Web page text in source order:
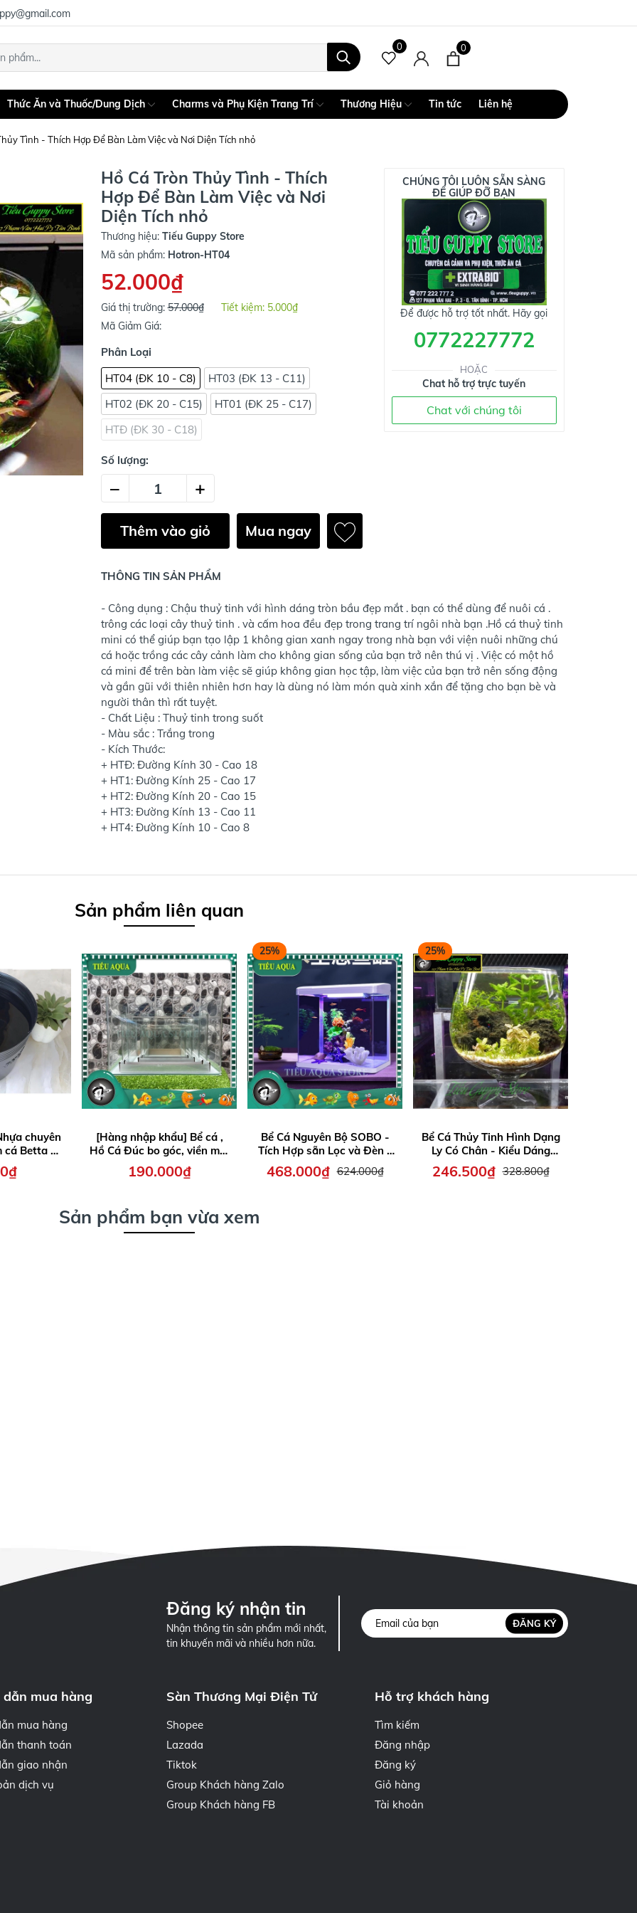
0 0
Thức Ăn và Thuốc/Dung Dịch Charms và Phụ Kiện Trang Trí Thương Hiệu Tin tức Liên hệ
Tình - Thích Hợp Để Bàn Làm Việc và Nơi Diện Tích nhỏ
Hồ Cá Tròn Thủy Tình - Thích
Hợp Để Bàn Làm Việc và Nơi
Diện Tích nhỏ
Thương hiệu: Tiếu Guppy Store
Mã sản phẩm: Hotron-HT04
52.000₫
Giá thị trường:57.000₫ Tiết kiệm: 5.000₫
Mã Giảm Giá:
Phân Loại
HT04 (ĐK 10 - C8)
HT03 (ĐK 13 - C11)
HT02 (ĐK 20 - C15)
HT01 (ĐK 25 - C17)
HTĐ (ĐK 30 - C18)
Số lượng:
– +
Thêm vào giỏ Mua ngay
CHÚNG TÔI LUÔN SẴN SÀNG
ĐỂ GIÚP ĐỠ BẠN
Để được hỗ trợ tốt nhất. Hãy gọi
0772227772
HOẶC
Chat hỗ trợ trực tuyến
Chat với chúng tôi
THÔNG TIN SẢN PHẨM
- Công dụng : Chậu thuỷ tinh với hình dáng tròn bầu đẹp mắt . bạn có thể dùng để nuôi cá .
trông các loại cây thuỷ tinh . và cấm hoa đều đẹp trong trang trí ngôi nhà bạn .Hồ cá thuỷ tinh
mini có thể giúp bạn tạo lập 1 không gian xanh ngay trong nhà bạn với viện nuôi những chú
cá hoặc trồng các cây cảnh làm cho không gian sống của bạn trở nên thú vị . Việc có một hồ
cá mini để trên bàn làm việc sẽ giúp không gian học tập, làm việc của bạn trở nên sống động
và gần gũi với thiên nhiên hơn hay là dùng nó làm món quà xinh xắn để tặng cho bạn bè và
người thân thì rất tuyệt.
- Chất Liệu : Thuỷ tinh trong suốt
- Màu sắc : Trắng trong
- Kích Thước:
+ HTĐ: Đường Kính 30 - Cao 18
+ HT1: Đường Kính 25 - Cao 17
+ HT2: Đường Kính 20 - Cao 15
+ HT3: Đường Kính 13 - Cao 11
+ HT4: Đường Kính 10 - Cao 8
Sản phẩm liên quan
chuyên
Betta KT
[Hàng nhập khẩu] Bể cá ,
Hồ Cá Đúc bo góc, viền mài
vi tính, Kính trong suốt,
nhiều kích thước
190.000₫
25%
Bể Cá Nguyên Bộ SOBO -
Tích Hợp sẵn Lọc và Đèn -
T240F - T290F - T390F -
T490F
468.000₫ 624.000₫
25%
Bể Cá Thủy Tinh Hình Dạng
Ly Có Chân - Kiểu Dáng
Đẹp, Tinh Tế, Phù Hợp
Trang Trí
246.500₫ 328.800₫
Sản phẩm bạn vừa xem
Đăng ký nhận tin
Nhận thông tin sản phẩm mới nhất,
tin khuyến mãi và nhiều hơn nữa.
ĐĂNG KÝ
mua hàng
mua hàng
thanh toán
giao nhận
dịch vụ
Sàn Thương Mại Điện Tử
Shopee
Lazada
Tiktok
Group Khách hàng Zalo
Group Khách hàng FB
Hỗ trợ khách hàng
Tìm kiếm
Đăng nhập
Đăng ký
Giỏ hàng
Tài khoản